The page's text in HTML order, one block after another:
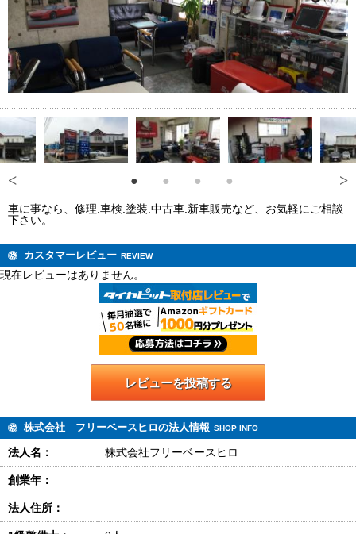
車に事なら、修理.車検.塗装.中古車.新車販売など、お気軽にご相談
下さい。
カスタマーレビュー REVIEW
現在レビューはありません。
レビューを投稿する
株式会社 フリーベースヒロの法人情報 SHOP INFO
法人名： 株式会社フリーベースヒロ
創業年：
法人住所：